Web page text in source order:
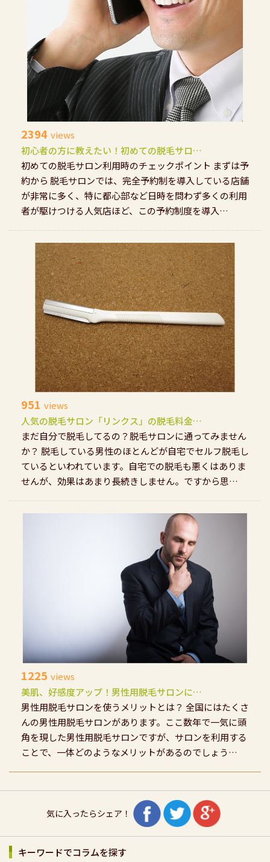
2394 views
初心者の方に教えたい！初めての脱毛サロ…
初めての脱毛サロン利用時のチェックポイント まずは予
約から 脱毛サロンでは、完全予約制を導入している店舗
が非常に多く、特に都心部など日時を問わず多くの利用
者が駆けつける人気店ほど、この予約制度を導入…
951 views
人気の脱毛サロン「リンクス」の脱毛料金…
まだ自分で脱毛してるの？脱毛サロンに通ってみません
か？ 脱毛している男性のほとんどが自宅でセルフ脱毛し
ているといわれています。自宅での脱毛も悪くはありま
せんが、効果はあまり長続きしません。ですから思…
1225 views
美肌、好感度アップ！男性用脱毛サロンに…
男性用脱毛サロンを使うメリットとは？ 全国にはたくさ
んの男性用脱毛サロンがあります。ここ数年で一気に頭
角を現した男性用脱毛サロンですが、サロンを利用する
ことで、一体どのようなメリットがあるのでしょう…
気に入ったらシェア！
キーワードでコラムを探す